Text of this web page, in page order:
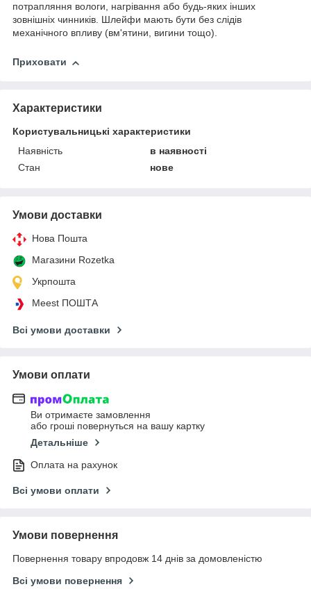
потрапляння вологи, нагрівання або будь-яких інших
зовнішніх чинників. Шлейфи мають бути без слідів
механічного впливу (вм'ятини, вигини тощо).
Приховати
Характеристики
Користувальницькі характеристики
Наявність
в наявності
Стан
нове
Умови доставки
Нова Пошта
Магазини Rozetka
Укрпошта
Meest ПОШТА
Всі умови доставки
Умови оплати
Ви отримаєте замовлення
або гроші повернуться на вашу картку
Детальніше
Оплата на рахунок
Всі умови оплати
Умови повернення
Повернення товару впродовж 14 днів за домовленістю
Всі умови повернення